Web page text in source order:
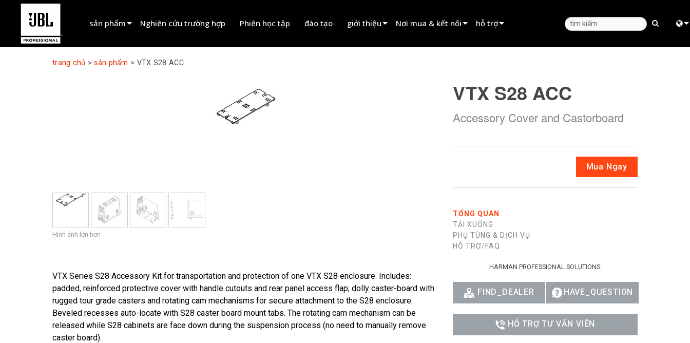
sản phẩm
Bộ chọn sản phẩm
Các thành phần
Sản phẩm ngừng sản xuất
Nghiên cứu trường hợp Phiên học tập đào tạo giới thiệu Nơi mua & kết nối
Tìm đơn vị lắp đặt
Liên hệ kinh doanh
hỗ trợ
Cổng Thông Tin Tư Vấn
phần mềm
Dịch vụ
trang chủ >sản phẩm > VTX S28 ACC
Hình ảnh lớn hơn
VTX Series S28 Accessory Kit for transportation and protection of one VTX S28 enclosure. Includes:
padded, reinforced protective cover with handle cutouts and rear panel access flap; dolly caster-board with
rugged tour grade casters and rotating cam mechanisms for secure attachment to the S28 enclosure.
Beveled recesses auto-locate with S28 caster board mount tabs. The rotating cam mechanism can be
released while S28 cabinets are face down during the suspension process (no need to manually remove
caster board).
VTX S28 ACC
Accessory Cover and Castorboard
Mua Ngay
TỔNG QUAN
TẢI XUỐNG
PHỤ TÙNG & DỊCH VỤ
HỖ TRỢ/FAQ
HARMAN PROFESSIONAL SOLUTIONS:
FIND_DEALER HAVE_QUESTION
HỖ TRỢ TƯ VẤN VIÊN